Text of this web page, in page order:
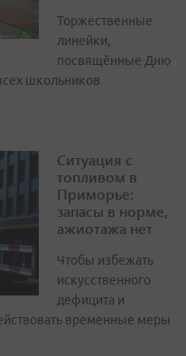
Торжественные
линейки,
посвящённые Дню
школьников
Ситуация с
топливом в
Приморье:
запасы в норме,
ажиотажа нет
Чтобы избежать
искусственного
дефицита и
временные меры